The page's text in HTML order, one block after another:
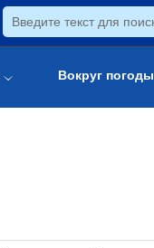
Вокруг погоды